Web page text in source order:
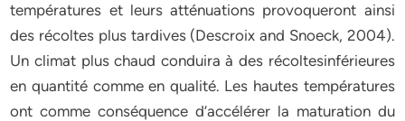
températures et leurs atténuations provoqueront ainsi
des récoltes plus tardives (Descroix and Snoeck, 2004).
Un climat plus chaud conduira à des récoltesinférieures
en quantité comme en qualité. Les hautes températures
ont comme conséquence d’accélérer la maturation du